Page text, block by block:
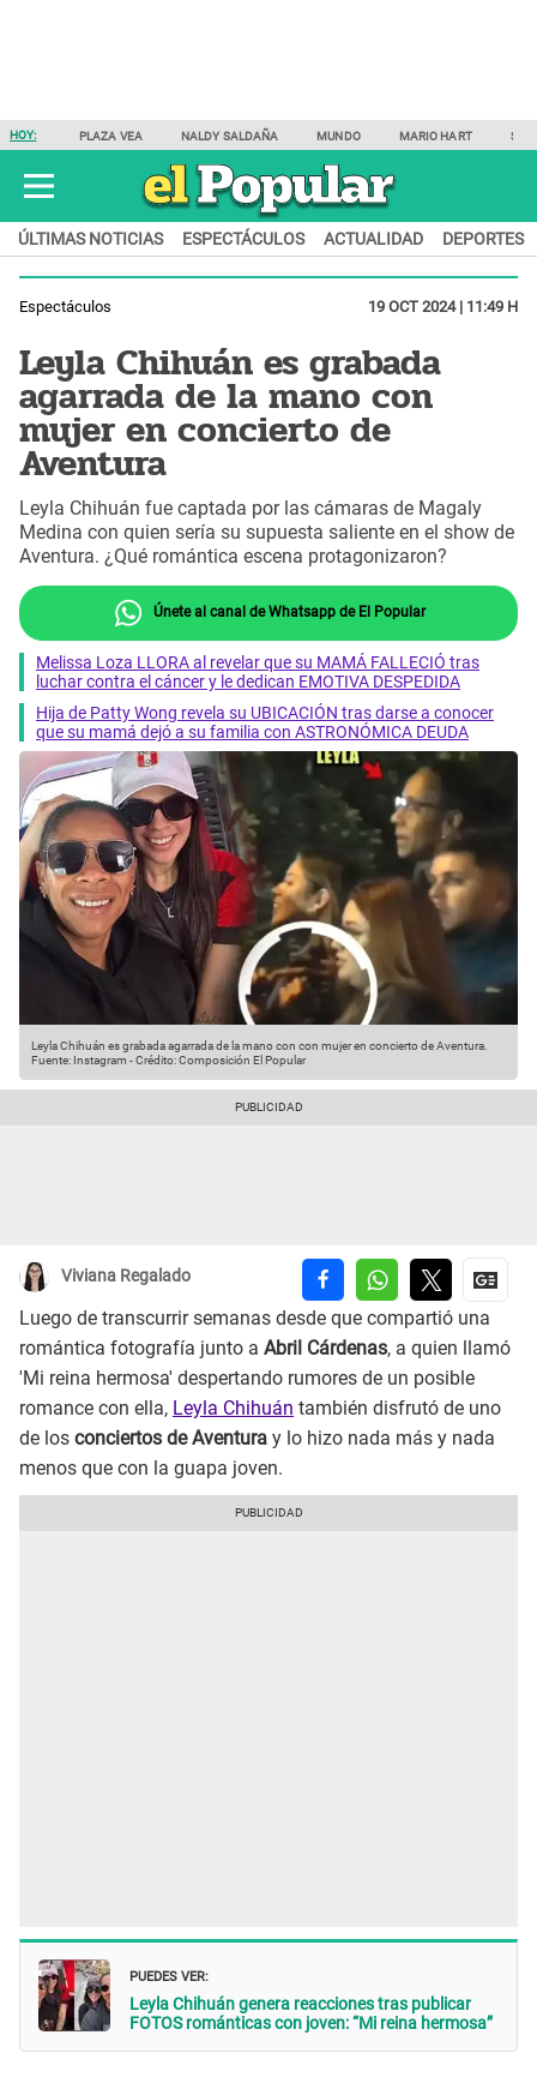
HOY: PLAZA VEA NALDY SALDAÑA MUNDO MARIO HART
ÚLTIMAS NOTICIAS ESPECTÁCULOS ACTUALIDAD DEPORTES
Espectáculos 19 OCT 2024 | 11:49 H
Leyla Chihuán es grabada
agarrada de la mano con
mujer en concierto de
Aventura
Leyla Chihuán fue captada por las cámaras de Magaly
Medina con quien sería su supuesta saliente en el show de
Aventura. ¿Qué romántica escena protagonizaron?
Únete al canal de Whatsapp de El Popular
Melissa Loza LLORA al revelar que su MAMÁ FALLECIÓ tras
luchar contra el cáncer y le dedican EMOTIVA DESPEDIDA
Hija de Patty Wong revela su UBICACIÓN tras darse a conocer
que su mamá dejó a su familia con ASTRONÓMICA DEUDA
Leyla Chihuán es grabada agarrada de la mano con con mujer en concierto de Aventura.
Fuente: Instagram -Crédito: Composición El Popular
Viviana Regalado
Luego de transcurrir semanas desde que compartió una
romántica fotografía junto a Abril Cárdenas, a quien llamó
'Mi reina hermosa' despertando rumores de un posible
romance con ella, Leyla Chihuán también disfrutó de uno
de los conciertos de Aventura y lo hizo nada más y nada
menos que con la guapa joven.
PUEDES VER:
Leyla Chihuán genera reacciones tras publicar
FOTOS románticas con joven: “Mi reina hermosa”